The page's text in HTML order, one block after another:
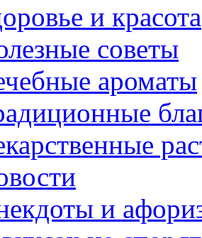
и красота
советы
ароматы
и